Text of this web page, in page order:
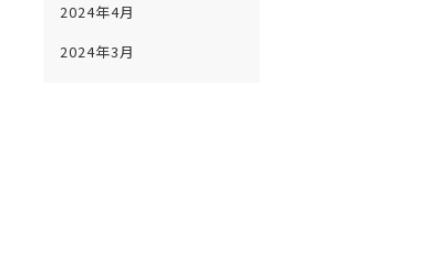
2024年4月
2024年3月